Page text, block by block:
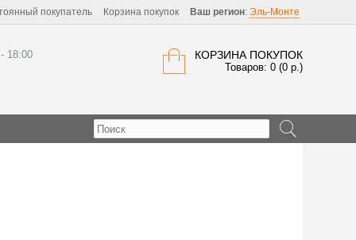
покупатель Корзина покупок Ваш регион: Эль-Монте
КОРЗИНА ПОКУПОК
Товаров: 0 (0 р.)
18:00